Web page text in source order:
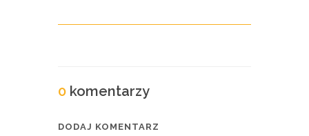
0 komentarzy
DODAJ KOMENTARZ